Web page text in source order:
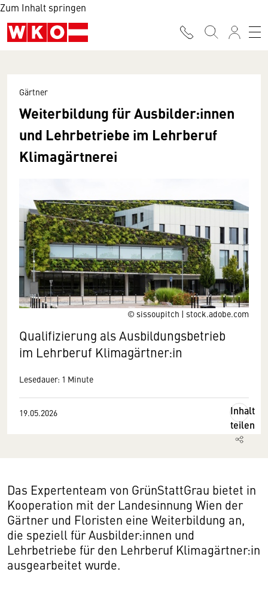
Zum Inhalt springen
© sissoupitch | stock.adobe.com
Gärtner
Weiterbildung für Ausbilder:innen
und Lehrbetriebe im Lehrberuf
Klimagärtnerei
Qualifizierung als Ausbildungsbetrieb
im Lehrberuf Klimagärtner:in
Lesedauer: 1 Minute
19.05.2026
Inhalt
teilen
Das Expertenteam von GrünStattGrau bietet in
Kooperation mit der Landes­innung Wien der
Gärtner und Floristen eine Weiterbildung an,
die speziell für Ausbilder:innen und
Lehrbetriebe für den Lehrberuf Klimagärtner:in
ausgearbeitet wurde.